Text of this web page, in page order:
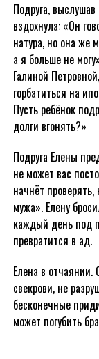
Подруга,
вздохнула: «Он
натура, но она же
а я больше не
Галиной
горбатиться на
Пусть ребёнок
долги вгонять?»
Подруга Елены
не может вас
начнёт
мужа». Елену
каждый день под
превратится в ад.
Елена в отчаянии.
свекрови, не
бесконечные
может погубить